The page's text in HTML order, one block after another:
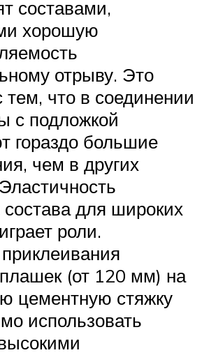
составами,
хорошую
отрыву. Это
тем, что в соединении
с подложкой
гораздо большие
чем в других
состава для широких
роли.
(от 120 мм) на
цементную стяжку
использовать